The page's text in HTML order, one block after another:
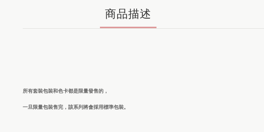
商品描述
所有套裝包裝和色卡都是限量發售的，
一旦限量包裝售完，該系列將會採用標準包裝。